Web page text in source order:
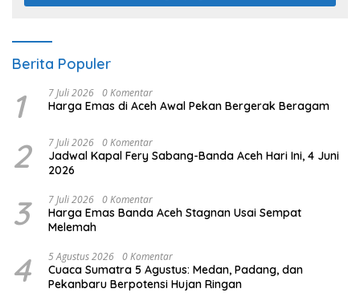
Berita Populer
1 7 Juli 2026 0 Komentar
Harga Emas di Aceh Awal Pekan Bergerak Beragam
2 7 Juli 2026 0 Komentar
Jadwal Kapal Fery Sabang-Banda Aceh Hari Ini, 4 Juni
2026
3 7 Juli 2026 0 Komentar
Harga Emas Banda Aceh Stagnan Usai Sempat
Melemah
4 5 Agustus 2026 0 Komentar
Cuaca Sumatra 5 Agustus: Medan, Padang, dan
Pekanbaru Berpotensi Hujan Ringan